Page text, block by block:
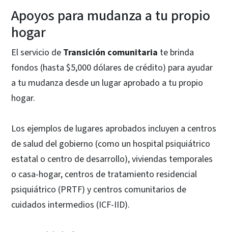
Apoyos para mudanza a tu propio
hogar
El servicio de Transición comunitaria te brinda
fondos (hasta $5,000 dólares de crédito) para ayudar
a tu mudanza desde un lugar aprobado a tu propio
hogar.
Los ejemplos de lugares aprobados incluyen a centros
de salud del gobierno (como un hospital psiquiátrico
estatal o centro de desarrollo), viviendas temporales
o casa-hogar, centros de tratamiento residencial
psiquiátrico (PRTF) y centros comunitarios de
cuidados intermedios (ICF-IID).